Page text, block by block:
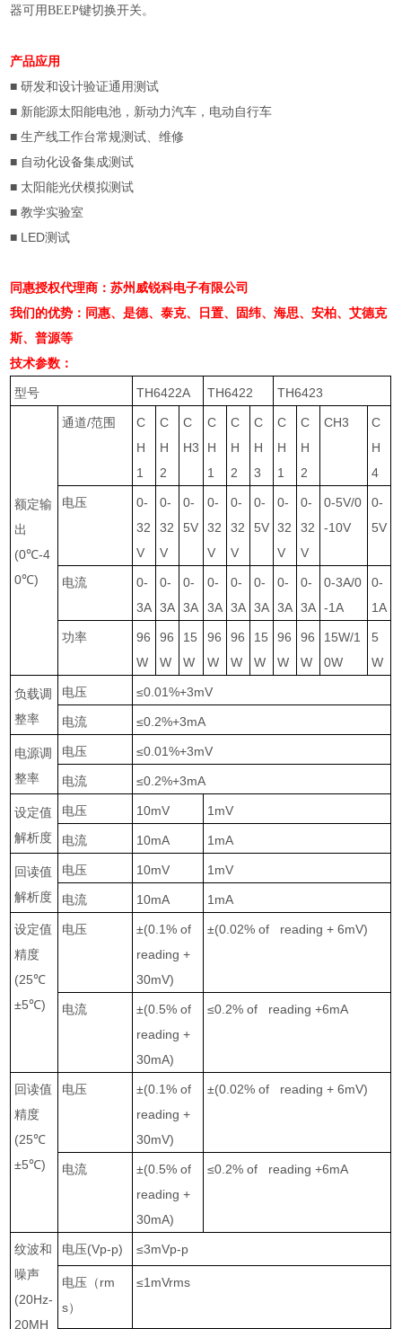
器可用BEEP键切换开关。
产品应用
■ 研发和设计验证通用测试
■ 新能源太阳能电池，新动力汽车，电动自行车
■ 生产线工作台常规测试、维修
■ 自动化设备集成测试
■ 太阳能光伏模拟测试
■ 教学实验室
■ LED测试
同惠授权代理商：苏州威锐科电子有限公司
我们的优势：同惠、是德、泰克、日置、固纬、海思、安柏、艾德克
斯、普源等
技术参数：
型号 TH6422A TH6422 TH6423
额定输
出
(0℃-4
0℃)
通道/范围
C
H
1
C
H
2
C
H3
C
H
1
C
H
2
C
H
3
C
H
1
C
H
2
CH3
C
H
4
电压
0-
32
V
0-
32
V
0-
5V
0-
32
V
0-
32
V
0-
5V
0-
32
V
0-
32
V
0-5V/0
-10V
0-
5V
电流
0-
3A
0-
3A
0-
3A
0-
3A
0-
3A
0-
3A
0-
3A
0-
3A
0-3A/0
-1A
0-
1A
功率
96
W
96
W
15
W
96
W
96
W
15
W
96
W
96
W
15W/1
0W
5
W
负载调
整率
电压 ≤0.01%+3mV
电流 ≤0.2%+3mA
电源调
整率
电压 ≤0.01%+3mV
电流 ≤0.2%+3mA
设定值
解析度
电压 10mV 1mV
电流 10mA 1mA
回读值
解析度
电压 10mV 1mV
电流 10mA 1mA
设定值
精度
(25℃
±5℃)
电压
±(0.1% of
reading +
30mV)
±(0.02% of reading + 6mV)
电流
±(0.5% of
reading +
30mA)
≤0.2% of reading +6mA
回读值
精度
(25℃
±5℃)
电压
±(0.1% of
reading +
30mV)
±(0.02% of reading + 6mV)
电流
±(0.5% of
reading +
30mA)
≤0.2% of reading +6mA
纹波和
噪声
(20Hz-
20MH
电压(Vp-p) ≤3mVp-p
电压（rm
s）
≤1mVrms